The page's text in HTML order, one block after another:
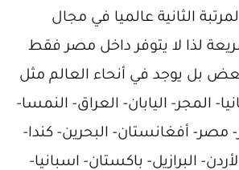
الثانية عالميا في مجال
لذا لا يتوفر داخل مصر فقط
بل يوجد في أنحاء العالم مثل
المجر- اليابان- العراق- النمسا-
مصر- أفغانستان- البحرين- كندا-
البرازيل- باكستان- اسبانيا-